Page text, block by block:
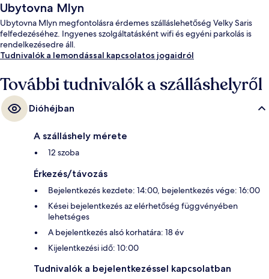
Ubytovna Mlyn
Ubytovna Mlyn megfontolásra érdemes szálláslehetőség Velky Saris
felfedezéséhez. Ingyenes szolgáltatásként wifi és egyéni parkolás is
rendelkezésedre áll.
Tudnivalók a lemondással kapcsolatos jogaidról
További tudnivalók a szálláshelyről
Dióhéjban
A szálláshely mérete
12 szoba
Érkezés/távozás
Bejelentkezés kezdete: 14:00, bejelentkezés vége: 16:00
Kései bejelentkezés az elérhetőség függvényében
lehetséges
A bejelentkezés alsó korhatára: 18 év
Kijelentkezési idő: 10:00
Tudnivalók a bejelentkezéssel kapcsolatban